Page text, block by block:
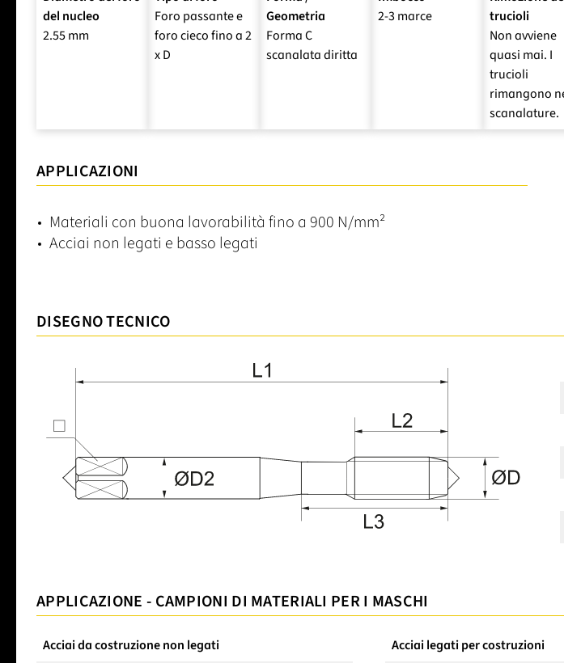
del nucleo
2.55 mm
Foro passante e
foro cieco fino a 2
x D
Geometria
Forma C
scanalata diritta
2-3 marce
trucioli
Non avviene
quasi mai. I
trucioli
rimangono
scanalature.
APPLICAZIONI
Materiali con buona lavorabilità fino a 900 N/mm²
Acciai non legati e basso legati
DISEGNO TECNICO
APPLICAZIONE - CAMPIONI DI MATERIALI PER I MASCHI
Acciai da costruzione non legati Acciai legati per costruzioni